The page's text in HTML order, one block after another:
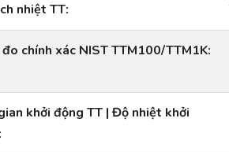
nhiệt TT:
chính xác NIST TTM100/TTM1K:
khởi động TT | Độ nhiệt khởi